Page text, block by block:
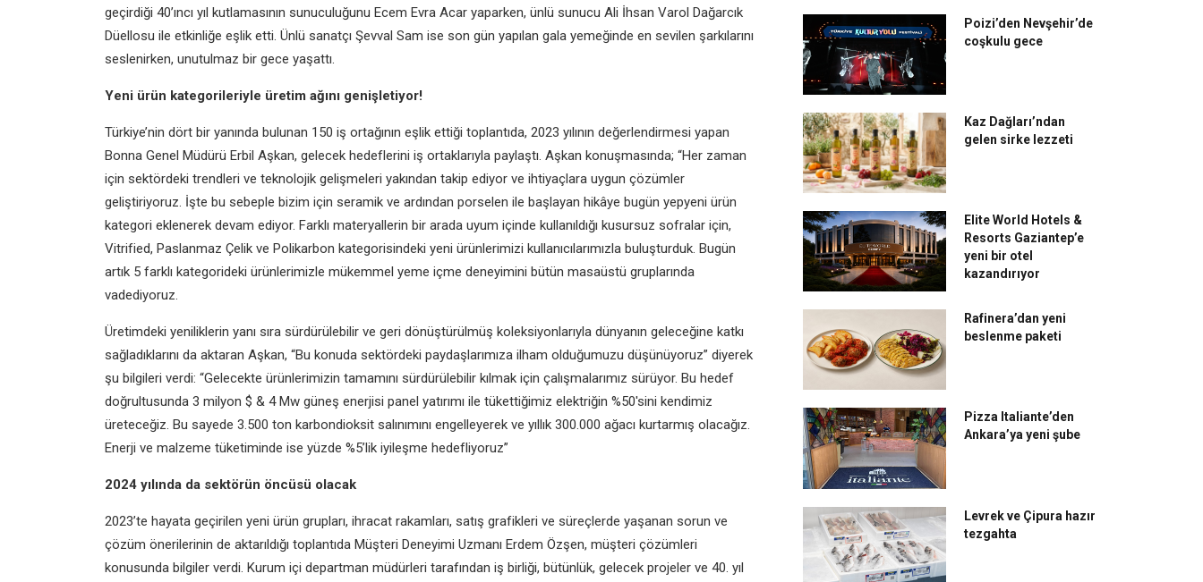
geçirdiği 40’ıncı yıl kutlamasının sunuculuğunu Ecem Evra Acar yaparken, ünlü sunucu Ali İhsan Varol Dağarcık
Düellosu ile etkinliğe eşlik etti. Ünlü sanatçı Şevval Sam ise son gün yapılan gala yemeğinde en sevilen şarkılarını
seslenirken, unutulmaz bir gece yaşattı.
Yeni ürün kategorileriyle üretim ağını genişletiyor!
Türkiye’nin dört bir yanında bulunan 150 iş ortağının eşlik ettiği toplantıda, 2023 yılının değerlendirmesi yapan
Bonna Genel Müdürü Erbil Aşkan, gelecek hedeflerini iş ortaklarıyla paylaştı. Aşkan konuşmasında; “Her zaman
için sektördeki trendleri ve teknolojik gelişmeleri yakından takip ediyor ve ihtiyaçlara uygun çözümler
geliştiriyoruz. İşte bu sebeple bizim için seramik ve ardından porselen ile başlayan hikâye bugün yepyeni ürün
kategori eklenerek devam ediyor. Farklı materyallerin bir arada uyum içinde kullanıldığı kusursuz sofralar için,
Vitrified, Paslanmaz Çelik ve Polikarbon kategorisindeki yeni ürünlerimizi kullanıcılarımızla buluşturduk. Bugün
artık 5 farklı kategorideki ürünlerimizle mükemmel yeme içme deneyimini bütün masaüstü gruplarında
vadediyoruz.
Üretimdeki yeniliklerin yanı sıra sürdürülebilir ve geri dönüştürülmüş koleksiyonlarıyla dünyanın geleceğine katkı
sağladıklarını da aktaran Aşkan, “Bu konuda sektördeki paydaşlarımıza ilham olduğumuzu düşünüyoruz” diyerek
şu bilgileri verdi: “Gelecekte ürünlerimizin tamamını sürdürülebilir kılmak için çalışmalarımız sürüyor. Bu hedef
doğrultusunda 3 milyon $ & 4 Mw güneş enerjisi panel yatırımı ile tükettiğimiz elektriğin %50'sini kendimiz
üreteceğiz. Bu sayede 3.500 ton karbondioksit salınımını engelleyerek ve yıllık 300.000 ağacı kurtarmış olacağız.
Enerji ve malzeme tüketiminde ise yüzde %5’lik iyileşme hedefliyoruz”
2024 yılında da sektörün öncüsü olacak
2023’te hayata geçirilen yeni ürün grupları, ihracat rakamları, satış grafikleri ve süreçlerde yaşanan sorun ve
çözüm önerilerinin de aktarıldığı toplantıda Müşteri Deneyimi Uzmanı Erdem Özşen, müşteri çözümleri
konusunda bilgiler verdi. Kurum içi departman müdürleri tarafından iş birliği, bütünlük, gelecek projeler ve 40. yıl
Poizi’den Nevşehir’de
coşkulu gece
Kaz Dağları’ndan
gelen sirke lezzeti
Elite World Hotels &
Resorts Gaziantep’e
yeni bir otel
kazandırıyor
Rafinera’dan yeni
beslenme paketi
Pizza Italiante’den
Ankara’ya yeni şube
Levrek ve Çipura hazır
tezgahta